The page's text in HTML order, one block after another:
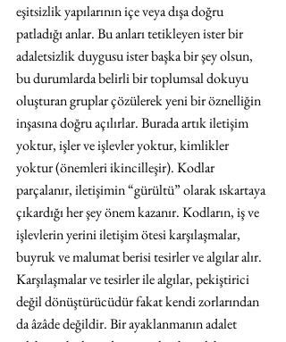
eşitsizlik yapılarının içe veya dışa doğru
patladığı anlar. Bu anları tetikleyen ister bir
adaletsizlik duygusu ister başka bir şey olsun,
bu durumlarda belirli bir toplumsal dokuyu
oluşturan gruplar çözülerek yeni bir öznelliğin
inşasına doğru açılırlar. Burada artık iletişim
yoktur, işler ve işlevler yoktur, kimlikler
yoktur (önemleri ikincilleşir). Kodlar
parçalanır, iletişimin “gürültü” olarak ıskartaya
çıkardığı her şey önem kazanır. Kodların, iş ve
işlevlerin yerini iletişim ötesi karşılaşmalar,
buyruk ve malumat berisi tesirler ve algılar alır.
Karşılaşmalar ve tesirler ile algılar, pekiştirici
değil dönüştürücüdür fakat kendi zorlarından
da âzâde değildir. Bir ayaklanmanın adalet